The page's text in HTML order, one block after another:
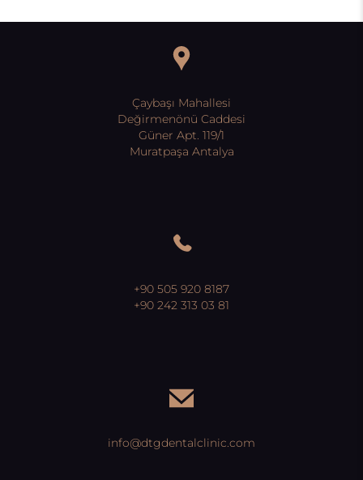
Çaybaşı Mahallesi
Değirmenönü Caddesi
Güner Apt. 119/1
Muratpaşa Antalya
+90 505 920 8187
+90 242 313 03 81
info@dtgdentalclinic.com